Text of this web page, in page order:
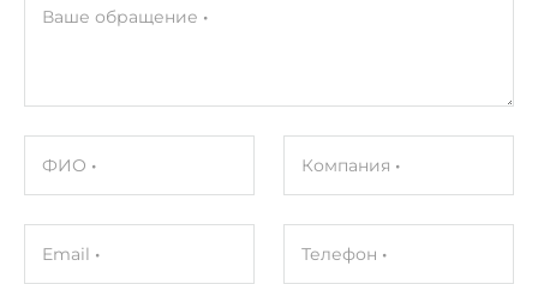
Ваше обращение
ФИО Компания
Email Телефон